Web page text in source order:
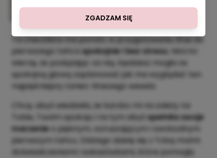
Ta checklista ma pomóc w przygotowaniu Was do
pierwszego tańca spokojnie i bez stresu.
Mocno
wierzę, że podążając za nią, będziesz mogła ze
spokojną głową zaplanować jak ma wyglądać ten
najpiękniejszy taniec Waszego wesela.
Chcę, abyś wiedziała, że bardzo mi na zależy na
Tobie, Twoim spokoju i na tym abyś spełniła swoje
marzenie o pięknym, wzruszającym i swobodnym
pierwszym tańcu. Dlatego dzielę się z Tobą moimi
doświadczeniami i wskazówkami, które pomogły
ZGADZAM SIĘ